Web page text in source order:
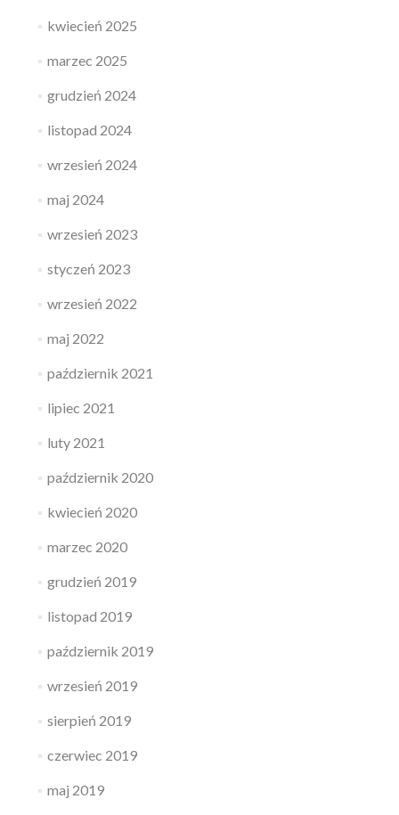
kwiecień 2025
marzec 2025
grudzień 2024
listopad 2024
wrzesień 2024
maj 2024
wrzesień 2023
styczeń 2023
wrzesień 2022
maj 2022
październik 2021
lipiec 2021
luty 2021
październik 2020
kwiecień 2020
marzec 2020
grudzień 2019
listopad 2019
październik 2019
wrzesień 2019
sierpień 2019
czerwiec 2019
maj 2019